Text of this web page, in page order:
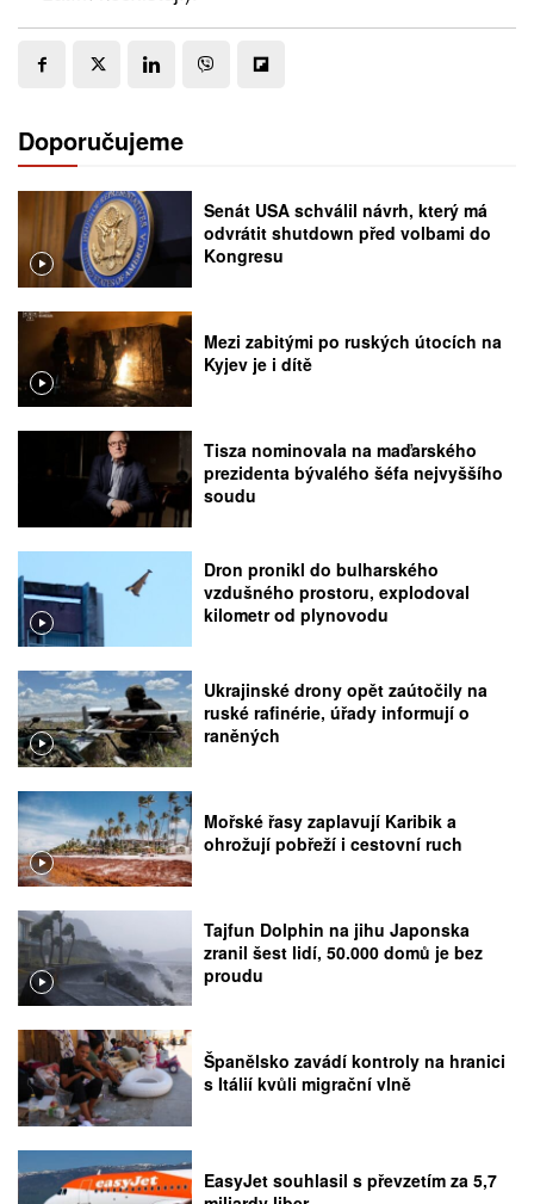
Doporučujeme
Senát USA schválil návrh, který má
odvrátit shutdown před volbami do
Kongresu
Mezi zabitými po ruských útocích na
Kyjev je i dítě
Tisza nominovala na maďarského
prezidenta bývalého šéfa nejvyššího
soudu
Dron pronikl do bulharského
vzdušného prostoru, explodoval
kilometr od plynovodu
Ukrajinské drony opět zaútočily na
ruské rafinérie, úřady informují o
raněných
Mořské řasy zaplavují Karibik a
ohrožují pobřeží i cestovní ruch
Tajfun Dolphin na jihu Japonska
zranil šest lidí, 50.000 domů je bez
proudu
Španělsko zavádí kontroly na hranici
s Itálií kvůli migrační vlně
EasyJet souhlasil s převzetím za 5,7